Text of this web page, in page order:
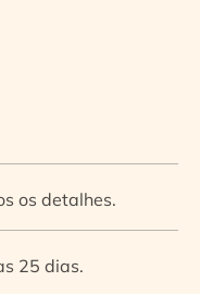
os detalhes.
25 dias.